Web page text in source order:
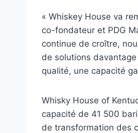
« Whiskey House va
co-fondateur et PDG
continue de croître,
de solutions
qualité, une capacité
Whisky House of
capacité de 41 500
de transformation des